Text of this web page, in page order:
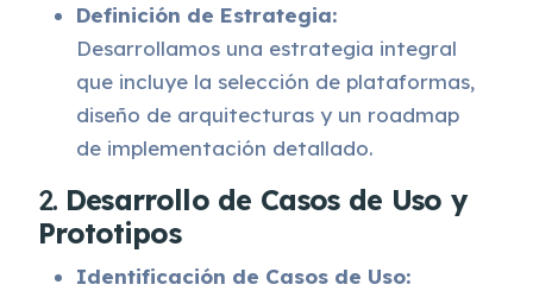
Definición de Estrategia:
Desarrollamos una estrategia integral
que incluye la selección de plataformas,
diseño de arquitecturas y un roadmap
de implementación detallado.
2. Desarrollo de Casos de Uso y
Prototipos
Identificación de Casos de Uso: